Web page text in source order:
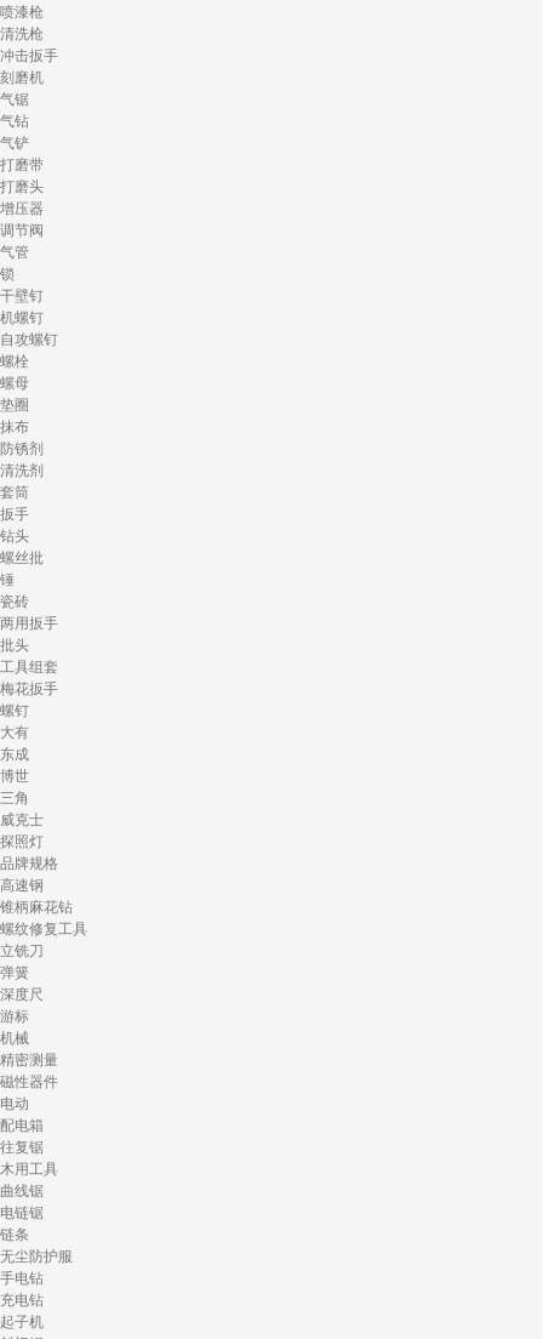
喷漆枪
清洗枪
冲击扳手
刻磨机
气锯
气钻
气铲
打磨带
打磨头
增压器
调节阀
气管
锁
干壁钉
机螺钉
自攻螺钉
螺栓
螺母
垫圈
抹布
防锈剂
清洗剂
套筒
扳手
钻头
螺丝批
锤
瓷砖
两用扳手
批头
工具组套
梅花扳手
螺钉
大有
东成
博世
三角
威克士
探照灯
品牌规格
高速钢
锥柄麻花钻
螺纹修复工具
立铣刀
弹簧
深度尺
游标
机械
精密测量
磁性器件
电动
配电箱
往复锯
木用工具
曲线锯
电链锯
链条
无尘防护服
手电钻
充电钻
起子机